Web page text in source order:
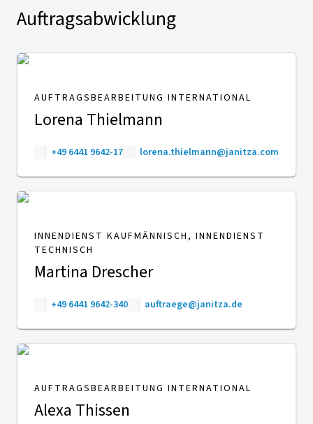
Auftragsabwicklung
AUFTRAGSBEARBEITUNG INTERNATIONAL
Lorena Thielmann
+49 6441 9642-17 lorena.thielmann@janitza.com
INNENDIENST KAUFMÄNNISCH, INNENDIENST
TECHNISCH
Martina Drescher
+49 6441 9642-340 auftraege@janitza.de
AUFTRAGSBEARBEITUNG INTERNATIONAL
Alexa Thissen